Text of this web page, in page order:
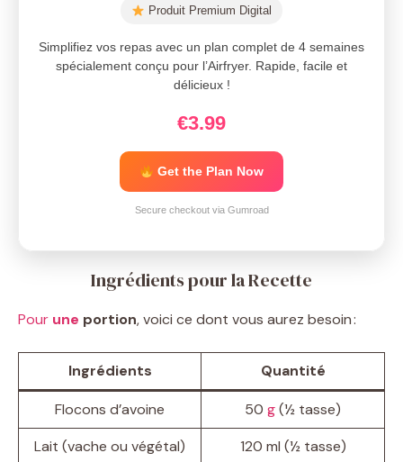
d
o
Produit Premium Digital
Simplifiez vos repas avec un plan complet de 4 semaines
spécialement conçu pour l’Airfryer. Rapide, facile et
délicieux !
€3.99
Get the Plan Now
Secure checkout via Gumroad
Ingrédients pour la Recette
Pour une portion, voici ce dont vous aurez besoin :
Ingrédients Quantité
Flocons d’avoine 50 g(½ tasse)
Lait (vache ou végétal)
120 ml (½ tasse)